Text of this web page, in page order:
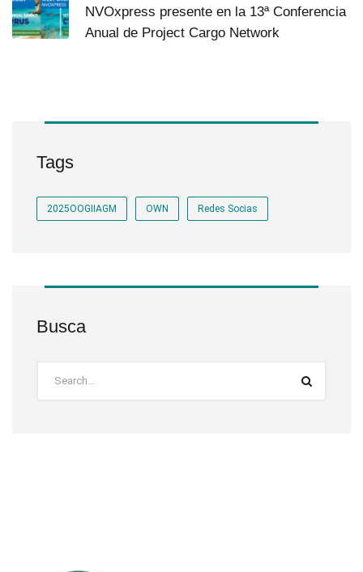
NVOxpress presente en la 13ª Conferencia
Anual de Project Cargo Network
Tags
2025OOGIIAGM OWN Redes Socias
Busca